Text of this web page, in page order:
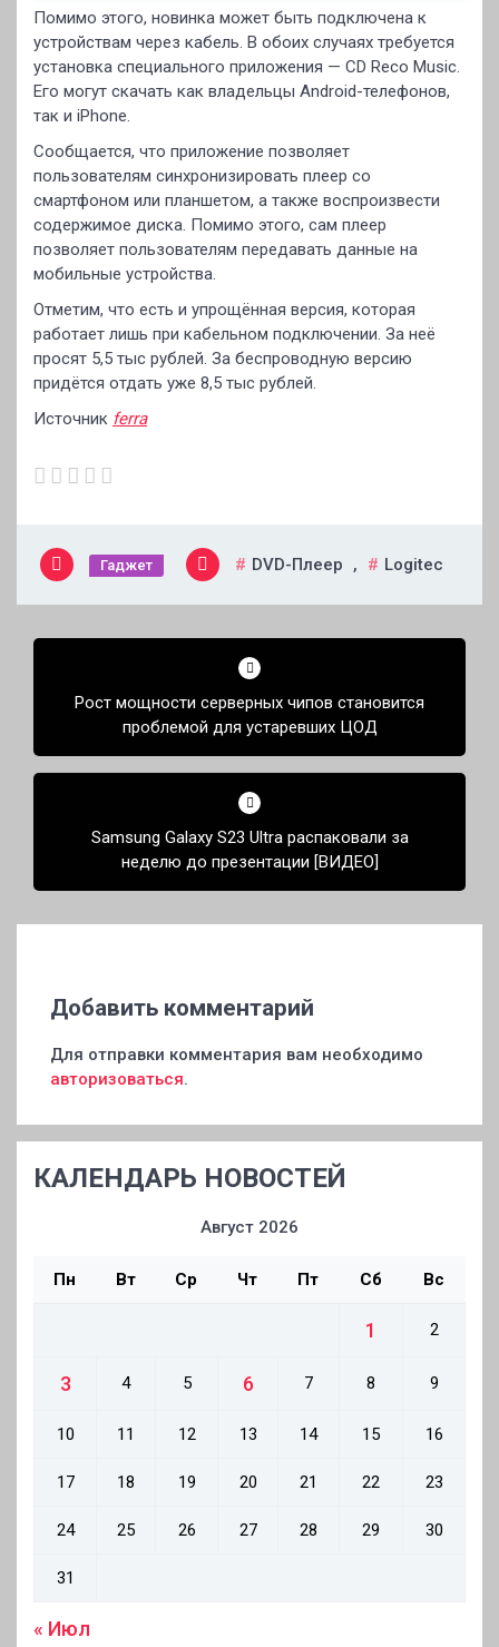
Помимо этого, новинка может быть подключена к
устройствам через кабель. В обоих случаях требуется
установка специального приложения — CD Reco Music.
Его могут скачать как владельцы Android-телефонов,
так и iPhone.
Сообщается, что приложение позволяет
пользователям синхронизировать плеер со
смартфоном или планшетом, а также воспроизвести
содержимое диска. Помимо этого, сам плеер
позволяет пользователям передавать данные на
мобильные устройства.
Отметим, что есть и упрощённая версия, которая
работает лишь при кабельном подключении. За неё
просят 5,5 тыс рублей. За беспроводную версию
придётся отдать уже 8,5 тыс рублей.
Источник ferra
Гаджет DVD-Плеер , Logitec
Навигация
записямРост мощности серверных чипов становится
проблемой для устаревших ЦОД
Samsung Galaxy S23 Ultra распаковали за
неделю до презентации [ВИДЕО]
Добавить комментарий
Для отправки комментария вам необходимо
авторизоваться.
КАЛЕНДАРЬ НОВОСТЕЙ
Август 2026
Пн Вт Ср Чт Пт Сб Вс
1 2
3 4 5 6 7 8 9
10 11 12 13 14 15 16
17 18 19 20 21 22 23
24 25 26 27 28 29 30
31
« Июл